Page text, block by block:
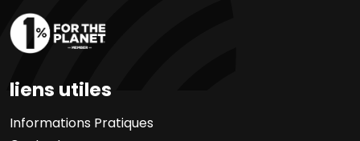
liens utiles
Informations Pratiques